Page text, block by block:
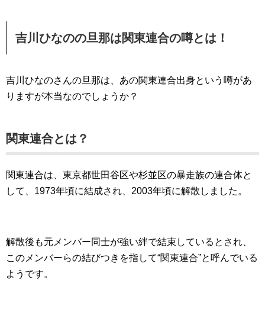
吉川ひなのの旦那は関東連合の噂とは！
吉川ひなのさんの旦那は、あの関東連合出身という噂があ
りますが本当なのでしょうか？
関東連合とは？
関東連合は、東京都世田谷区や杉並区の暴走族の連合体と
して、1973年頃に結成され、2003年頃に解散しました。
解散後も元メンバー同士が強い絆で結束しているとされ、
このメンバーらの結びつきを指して“関東連合”と呼んでいる
ようです。